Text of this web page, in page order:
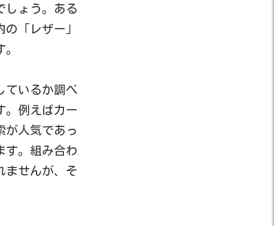
しょう。ある
「レザー」
ているか調べ
。例えばカー
が人気であっ
す。組み合わ
ませんが、そ